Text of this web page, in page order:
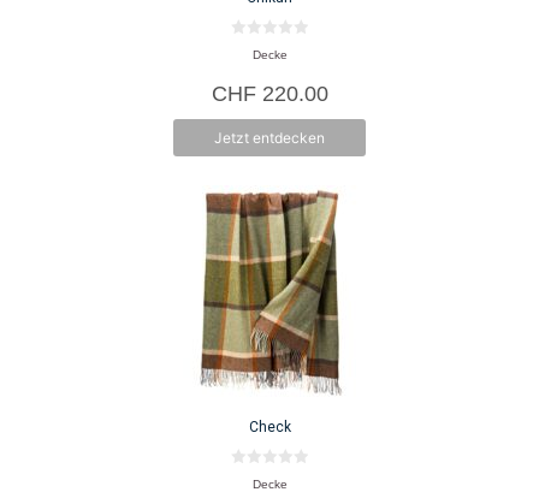
n
5
Decke
CHF220.00
Jetzt entdecken
Check
Decke